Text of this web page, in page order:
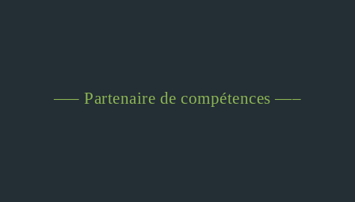
—– Partenaire de compétences —–